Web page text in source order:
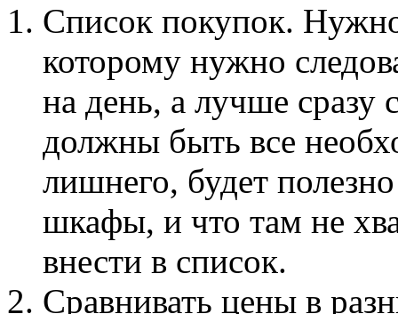
Список покупок.
которому нужно
на день, а лучше сразу
должны быть все
лишнего, будет
шкафы, и что там не
внести в список.
Сравнивать цены в